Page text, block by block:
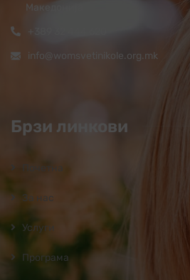
Македонија
info@womsvetinikole.org.mk
Брзи линкови
Почетна
За нас
Услуги
Програмa